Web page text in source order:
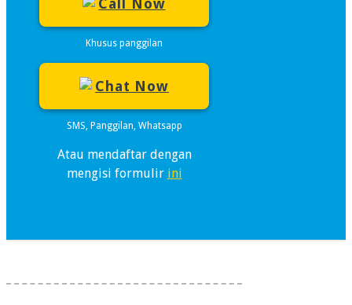
Call Now
Khusus panggilan
Chat Now
SMS, Panggilan, Whatsapp
Atau mendaftar dengan
mengisi formulir ini